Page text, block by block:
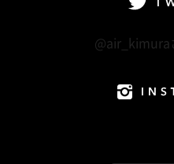
@air_kimura